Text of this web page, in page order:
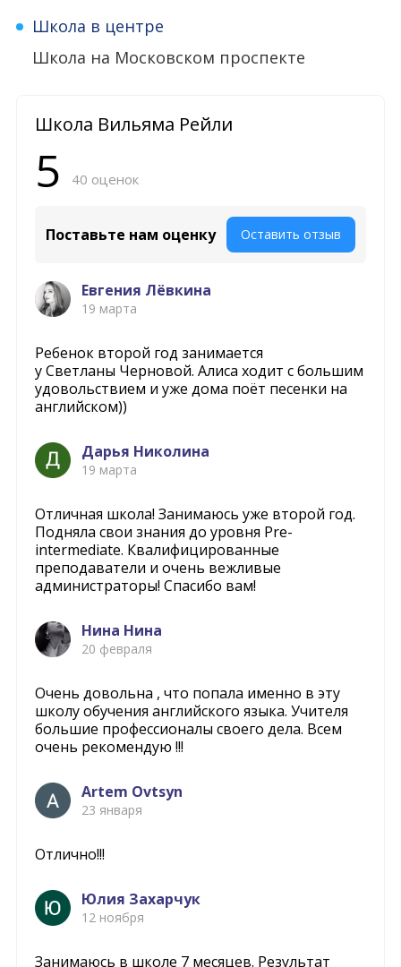
Школа в центре
Школа на Московском проспекте
Школа Вильяма Рейли
5 40 оценок
Поставьте нам оценку Оставить отзыв
Евгения Лёвкина
19 марта
Ребенок второй год занимается
у Светланы Черновой. Алиса ходит с большим
удовольствием и уже дома поёт песенки на
английском))
Дарья Николина
19 марта
Отличная школа! Занимаюсь уже второй год.
Подняла свои знания до уровня Pre-
intermediate. Квалифицированные
преподаватели и очень вежливые
администраторы! Спасибо вам!
Нина Нина
20 февраля
Очень довольна , что попала именно в эту
школу обучения английского языка. Учителя
большие профессионалы своего дела. Всем
очень рекомендую !!!
Artem Ovtsyn
23 января
Отлично!!!
Юлия Захарчук
12 ноября
Занимаюсь в школе 7 месяцев. Результат